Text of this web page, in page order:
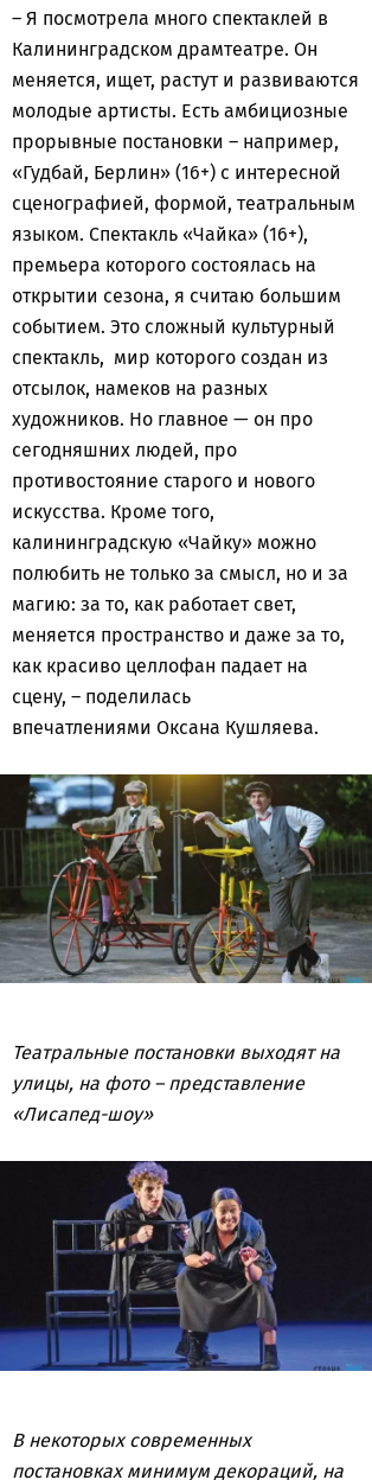
– Я посмотрела много спектаклей в
Калининградском драмтеатре. Он
меняется, ищет, растут и развиваются
молодые артисты. Есть амбициозные
прорывные постановки – например,
«Гудбай, Берлин» (16+) с интересной
сценографией, формой, театральным
языком. Спектакль «Чайка» (16+),
премьера которого состоялась на
открытии сезона, я считаю большим
событием. Это сложный культурный
спектакль, мир которого создан из
отсылок, намеков на разных
художников. Но главное — он про
сегодняшних людей, про
противостояние старого и нового
искусства. Кроме того,
калининградскую «Чайку» можно
полюбить не только за смысл, но и за
магию: за то, как работает свет,
меняется пространство и даже за то,
как красиво целлофан падает на
сцену, – поделилась
впечатлениями Оксана Кушляева.
Театральные постановки выходят на
улицы, на фото – представление
«Лисапед-шоу»
В некоторых современных
постановках минимум декораций, на